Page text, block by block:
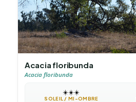
Acacia floribunda
Acacia floribunda
☀️☀️☀️
SOLEIL / MI-OMBRE